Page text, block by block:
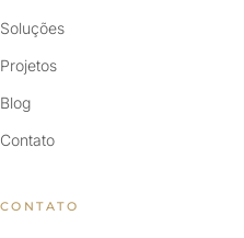
Soluções
Projetos
Blog
Contato
CONTATO